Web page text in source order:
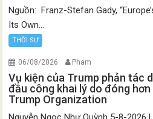
Nguồn: Franz-Stefan Gady,
Its Own...
THỜI SỰ
06/08/2026 Pham
Vụ kiện của Trump phản tác
đầu công khai lý do đóng
Trump Organization